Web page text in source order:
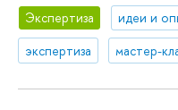
Экспертиза
идеи и
экспертиза
мастер-